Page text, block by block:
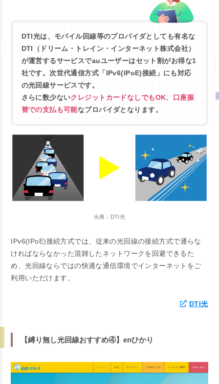
DTI光は、モバイル回線等のプロバイダとしても有名な
DTI（ドリーム・トレイン・インターネット株式会社）
が運営するサービスでauユーザーはセット割がお得な1
社です。次世代通信方式「IPv6(IPoE)接続」にも対応
の光回線サービスです。
さらに数少ないクレジットカードなしでもOK、口座振
替での支払も可能なプロバイダとなります。
出典：DTI光
IPv6(IPoE)接続方式では、従来の光回線の接続方式で通らな
ければならなかった混雑したネットワークを回避できるた
め、光回線ならではの快適な通信環境でインターネットをご
利用いただけます。
DTI光
【縛り無し光回線おすすめ④】enひかり